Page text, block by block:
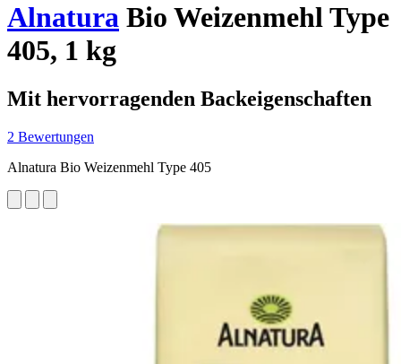
Alnatura Bio Weizenmehl Type
405, 1 kg
Mit hervorragenden Backeigenschaften
2 Bewertungen
Alnatura Bio Weizenmehl Type 405